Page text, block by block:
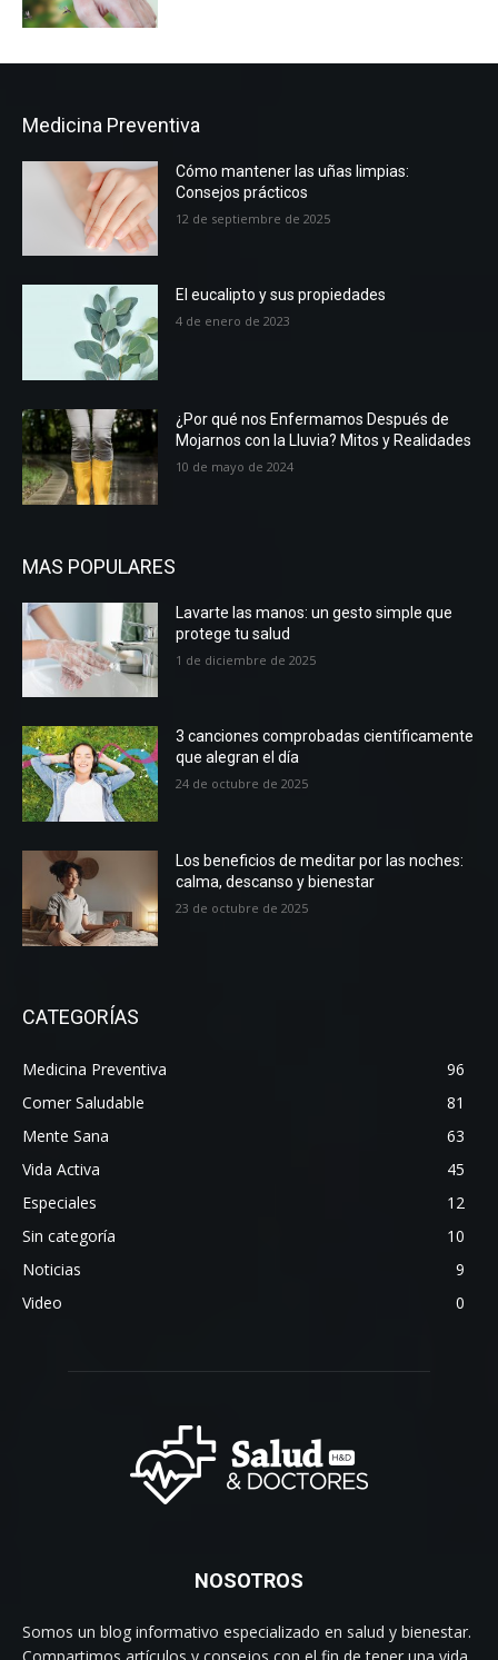
Medicina Preventiva
Cómo mantener las uñas limpias:
Consejos prácticos
12 de septiembre de 2025
El eucalipto y sus propiedades
4 de enero de 2023
¿Por qué nos Enfermamos Después de
Mojarnos con la Lluvia? Mitos y Realidades
10 de mayo de 2024
MAS POPULARES
Lavarte las manos: un gesto simple que
protege tu salud
1 de diciembre de 2025
3 canciones comprobadas científicamente
que alegran el día
24 de octubre de 2025
Los beneficios de meditar por las noches:
calma, descanso y bienestar
23 de octubre de 2025
CATEGORÍAS
Medicina Preventiva
96
Comer Saludable
81
Mente Sana
63
Vida Activa
45
Especiales
12
Sin categoría
10
Noticias
9
Video
0
NOSOTROS
Somos un blog informativo especializado en salud y bienestar.